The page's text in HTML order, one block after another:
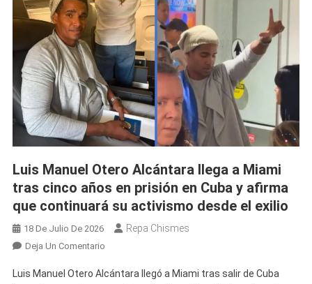
De
Tránsito
Luis Manuel Otero Alcántara llega a Miami
tras cinco años en prisión en Cuba y afirma
que continuará su activismo desde el exilio
18 De Julio De 2026 Repa Chismes
Deja Un ComentarioEn
Manuel
Luis Manuel Otero Alcántara llegó a Miami tras salir de Cuba